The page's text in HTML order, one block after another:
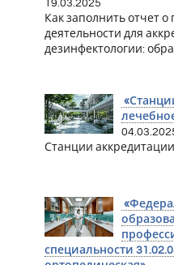
19.03.2025
Как заполнить отчет
деятельности для
дезинфектологии:
Станции
специальности